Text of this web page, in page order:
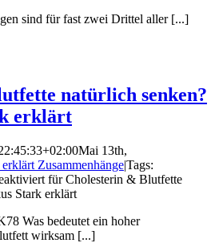
sind für fast zwei Drittel aller [...]
natürlich senken?
erklärt
Mai 13th,
Zusammenhänge|Tags:
für Cholesterin & Blutfette
Stark erklärt
Was bedeutet ein hoher
wirksam [...]